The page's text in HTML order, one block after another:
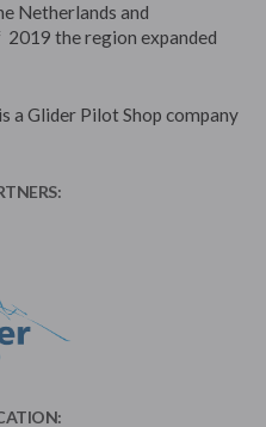
Netherlands and
the region expanded
a Glider Pilot Shop company